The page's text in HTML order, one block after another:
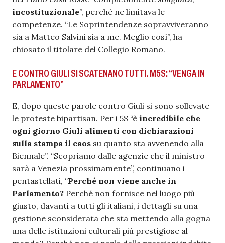
incostituzionale”, perché ne limitava le
competenze. “Le Soprintendenze sopravviveranno
sia a Matteo Salvini sia a me. Meglio così”, ha
chiosato il titolare del Collegio Romano.
E CONTRO GIULI SI SCATENANO TUTTI. M5S: “VENGA IN
PARLAMENTO”
E, dopo queste parole contro Giuli si sono sollevate
le proteste bipartisan. Per i 5S “è incredibile che
ogni giorno Giuli alimenti con dichiarazioni
sulla stampa il caos su quanto sta avvenendo alla
Biennale”. “Scopriamo dalle agenzie che il ministro
sarà a Venezia prossimamente”, continuano i
pentastellati, “Perché non viene anche in
Parlamento? Perché non fornisce nel luogo più
giusto, davanti a tutti gli italiani, i dettagli su una
gestione sconsiderata che sta mettendo alla gogna
una delle istituzioni culturali più prestigiose al